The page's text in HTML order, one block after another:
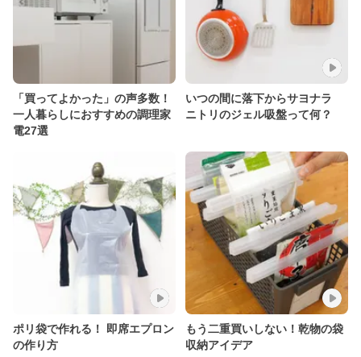
「買ってよかった」の声多数！
一人暮らしにおすすめの調理家
電27選
いつの間に落下からサヨナラ
ニトリのジェル吸盤って何？
ポリ袋で作れる！ 即席エプロン
の作り方
もう二重買いしない！乾物の袋
収納アイデア